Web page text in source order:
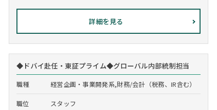
詳細を見る
◆ドバイ赴任・東証プライム◆グローバル内部統制担当
職種 経営企画・事業開発系,財務/会計（税務、IR含む）
職位 スタッフ